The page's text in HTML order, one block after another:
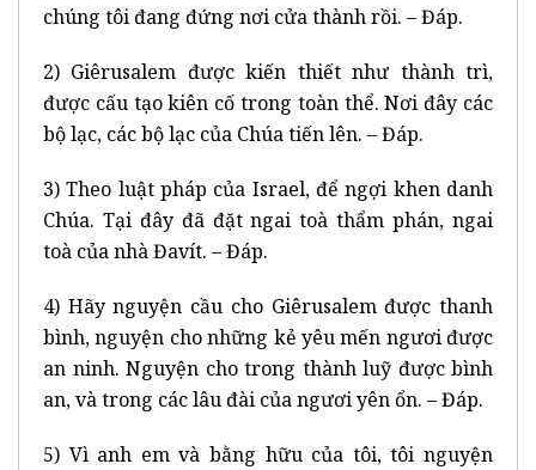
chúng tôi đang đứng nơi cửa thành rồi. – Đáp.
2) Giêrusalem được kiến thiết như thành trì,
được cấu tạo kiên cố trong toàn thể. Nơi đây các
bộ lạc, các bộ lạc của Chúa tiến lên. – Đáp.
3) Theo luật pháp của Israel, để ngợi khen danh
Chúa. Tại đây đã đặt ngai toà thẩm phán, ngai
toà của nhà Đavít. – Đáp.
4) Hãy nguyện cầu cho Giêrusalem được thanh
bình, nguyện cho những kẻ yêu mến ngươi được
an ninh. Nguyện cho trong thành luỹ được bình
an, và trong các lâu đài của ngươi yên ổn. – Đáp.
5) Vì anh em và bằng hữu của tôi, tôi nguyện